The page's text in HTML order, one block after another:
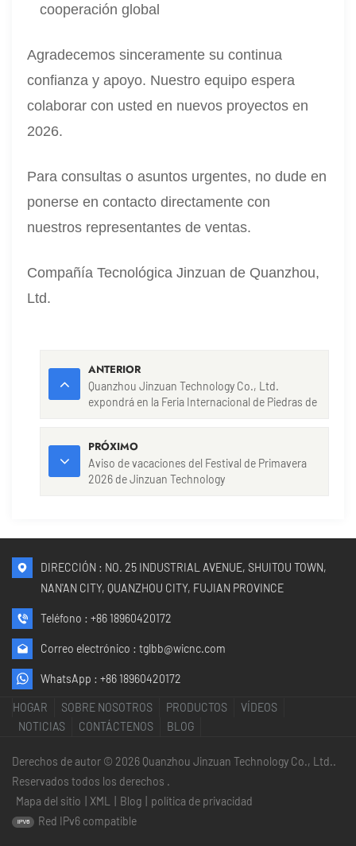
cooperación global
Agradecemos sinceramente su continua
confianza y apoyo. Nuestro equipo espera
colaborar con usted en nuevos proyectos en
2026.
Para consultas o asuntos urgentes, no dude en
ponerse en contacto directamente con
nuestros representantes de ventas.
Compañía Tecnológica Jinzuan de Quanzhou,
Ltd.
ANTERIOR
Quanzhou Jinzuan Technology Co., Ltd.
expondrá en la Feria Internacional de Piedras de
PRÓXIMO
Aviso de vacaciones del Festival de Primavera
2026 de Jinzuan Technology
DIRECCIÓN : NO. 25 INDUSTRIAL AVENUE, SHUITOU TOWN,
NAN'AN CITY, QUANZHOU CITY, FUJIAN PROVINCE
Teléfono : +86 18960420172
Correo electrónico : tglbb@wicnc.com
WhatsApp : +86 18960420172
HOGAR SOBRE NOSOTROS PRODUCTOS
VÍDEOS
NOTICIAS
CONTÁCTENOS BLOG
Derechos de autor © 2026 Quanzhou Jinzuan Technology Co., Ltd..
Reservados todos los derechos .
Mapa del sitio
XML Blog
política de privacidad
Red IPv6 compatible